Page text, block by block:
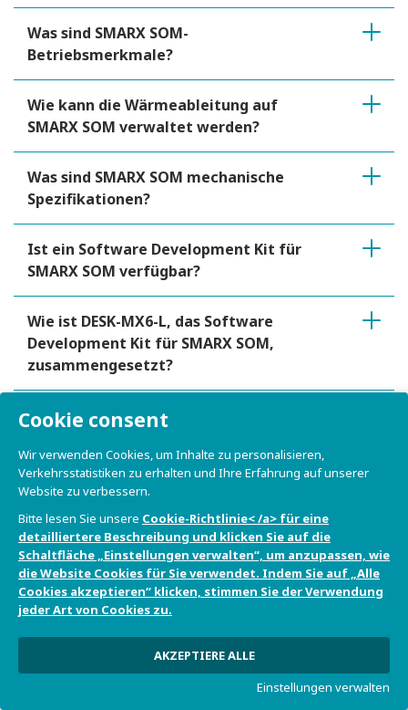
Was sind SMARX SOM-
Betriebsmerkmale?
Wie kann die Wärmeableitung auf
SMARX SOM verwaltet werden?
Was sind SMARX SOM mechanische
Spezifikationen?
Ist ein Software Development Kit für
SMARX SOM verfügbar?
Wie ist DESK-MX6-L, das Software
Development Kit für SMARX SOM,
zusammengesetzt?
DESK-MX6-L (Software Development
Registrierung erforderlich?
Wo finde ich Versionshinweise zu DESK-
MX6-L (Software Development Kit für
SMARX SOM)?
Bietet DESK-MX6-L (Software
virtuelle Maschine?
Cookie consent
Wir verwenden Cookies, um Inhalte zu personalisieren,
Verkehrsstatistiken zu erhalten und Ihre Erfahrung auf unserer
Website zu verbessern.
Bitte lesen Sie unsere Cookie-Richtlinie< /a> für eine
detailliertere Beschreibung und klicken Sie auf die
Schaltfläche „Einstellungen verwalten“, um anzupassen, wie
die Website Cookies für Sie verwendet. Indem Sie auf „Alle
Cookies akzeptieren“ klicken, stimmen Sie der Verwendung
jeder Art von Cookies zu.
AKZEPTIERE ALLE
Einstellungen verwalten